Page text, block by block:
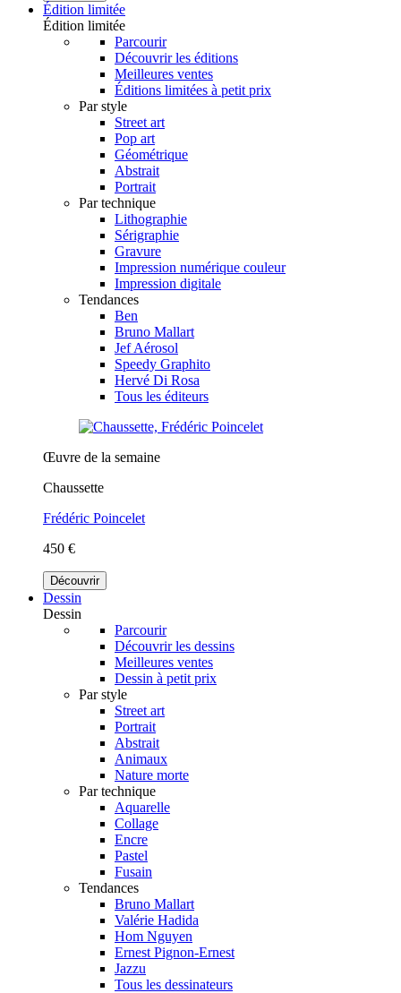
Édition limitée
Édition limitée
Parcourir
Découvrir les éditions
Meilleures ventes
Éditions limitées à petit prix
Par style
Street art
Pop art
Géométrique
Abstrait
Portrait
Par technique
Lithographie
Sérigraphie
Gravure
Impression numérique couleur
Impression digitale
Tendances
Ben
Bruno Mallart
Jef Aérosol
Speedy Graphito
Hervé Di Rosa
Tous les éditeurs
Œuvre de la semaine
Chaussette
Frédéric Poincelet
450 €
Découvrir
Dessin
Dessin
Parcourir
Découvrir les dessins
Meilleures ventes
Dessin à petit prix
Par style
Street art
Portrait
Abstrait
Animaux
Nature morte
Par technique
Aquarelle
Collage
Encre
Pastel
Fusain
Tendances
Bruno Mallart
Valérie Hadida
Hom Nguyen
Ernest Pignon-Ernest
Jazzu
Tous les dessinateurs